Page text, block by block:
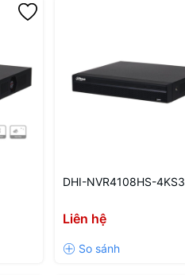
DHI-NVR4108HS-4KS3
Liên hệ